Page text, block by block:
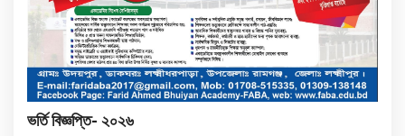
ভর্তি বিজ্ঞপ্তি- ২০২৬